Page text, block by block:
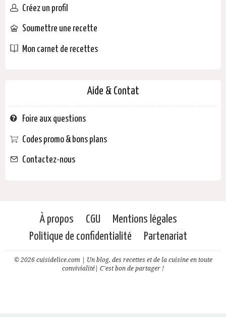
Créez un profil
Soumettre une recette
Mon carnet de recettes
Aide & Contat
Foire aux questions
Codes promo & bons plans
Contactez-nous
À propos CGU
Mentions légales
Politique de confidentialité
Partenariat
© 2026 cuisidelice.com | Un blog, des recettes et de la cuisine en toute
convivialité| C'est bon de partager !